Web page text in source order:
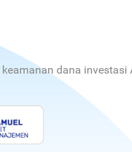
dana investasi